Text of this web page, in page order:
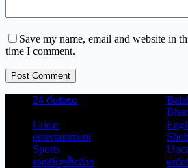
Save my name, email and website in
time I comment.
Post Comment
24 గంటలు
Crime
entertainment
Sports
అంతర్జాతీయం